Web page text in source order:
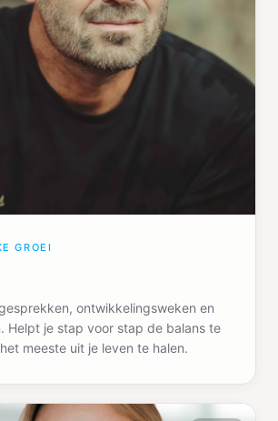
GROEI
ontwikkelingsweken en
Helpt je stap voor stap de balans te
meeste uit je leven te halen.